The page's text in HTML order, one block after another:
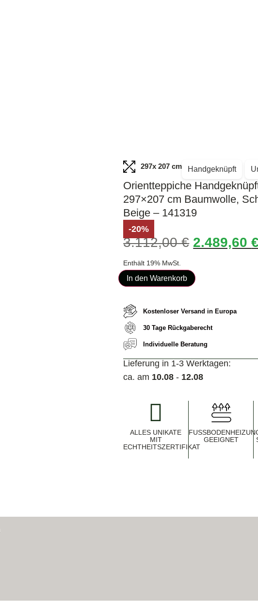
297x 207 cm Handgeknüpft
Orientteppiche
297×207 cm Baumwolle,
Beige – 141319
-20%
3.112,00€ 2.489,60€
Enthält 19% MwSt.
In den Warenkorb
Kostenloser Versand in Europa
30 Tage Rückgaberecht
Individuelle Beratung
Lieferung in 1-3 Werktagen:
ca. am 10.08 - 12.08
ALLES UNIKATE
MIT
ECHTHEITSZERTIFIKAT
FUSSBODENHEIZUNG
EEIGNET